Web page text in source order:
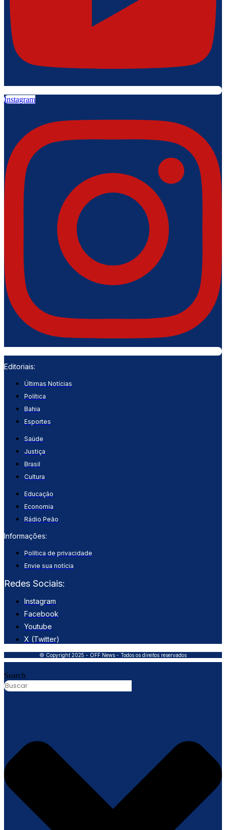
Instagram
Editoriais:
Últimas Notícias
Política
Bahia
Esportes
Saúde
Justiça
Brasil
Cultura
Educação
Economia
Rádio Peão
Informações:
Política de privacidade
Envie sua notícia
Redes Sociais:
Instagram
Facebook
Youtube
X (Twitter)
© Copyright 2025 - OFF News - Todos os direitos reservados
Search